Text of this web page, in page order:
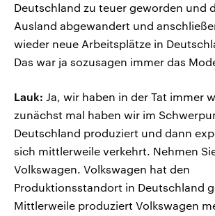
Deutschland zu teuer geworden und
Ausland abgewandert und
wieder neue Arbeitsplätze in
Das war ja sozusagen immer das
Lauk: Ja, wir haben in der Tat immer
zunächst mal haben wir im
Deutschland produziert und dann
sich mittlerweile verkehrt. Nehmen
Volkswagen. Volkswagen hat den
Produktionsstandort in Deutschland
Mittlerweile produziert Volkswagen